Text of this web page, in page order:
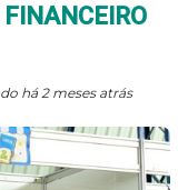
há 2 meses atrás